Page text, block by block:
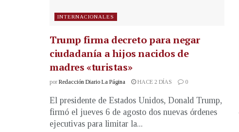
INTERNACIONALES
Trump firma decreto para negar
ciudadanía a hijos nacidos de
madres «turistas»
por Redacción Diario La Página HACE 2 DÍAS 0
El presidente de Estados Unidos, Donald Trump,
firmó el jueves 6 de agosto dos nuevas órdenes
ejecutivas para limitar la...